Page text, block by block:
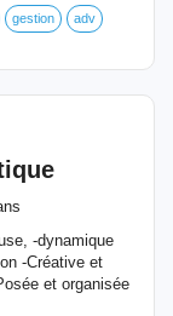
gestion adv
-dynamique
-Créative et
et organisée